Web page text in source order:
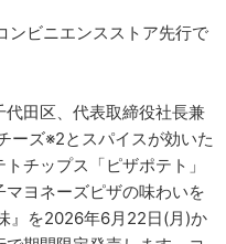
ンビニエンスストア先行で
田区、代表取締役社長兼
ーズ※2とスパイスが効いた
チップス「ピザポテト」
ヨネーズピザの味わいを
』を2026年6月22日(月)か